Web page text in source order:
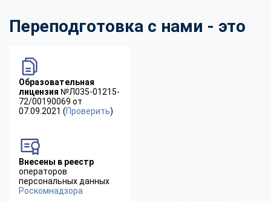
Переподготовка с нами - это
Образовательная
лицензия №Л035-01215-
72/00190069 от
07.09.2021 (Проверить)
Внесены в реестр
операторов
персональных данных
Роскомнадзора